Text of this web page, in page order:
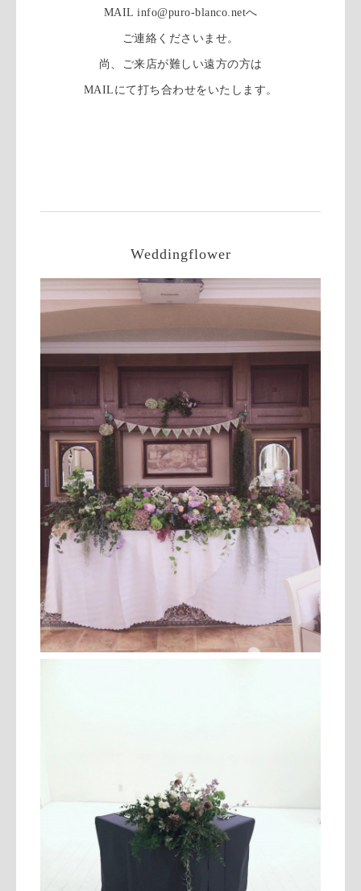
MAIL info@puro-blanco.netへ
ご連絡くださいませ。
尚、ご来店が難しい遠方の方は
MAILにて打ち合わせをいたします。
Weddingflower